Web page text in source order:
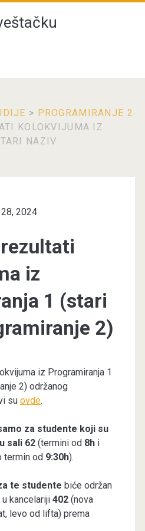
> PROGRAMIRANJE 2
KOLOKVIJUMA IZ
NAZIV
2024
iz
1 (stari
2)
iz Programiranja 1
2) održanog
su ovde.
za studente koji su
sali 62 (termini od 8h i
termin od9:30h).
te studente biće održan
u kancelariji 402 (nova
levo od lifta) prema